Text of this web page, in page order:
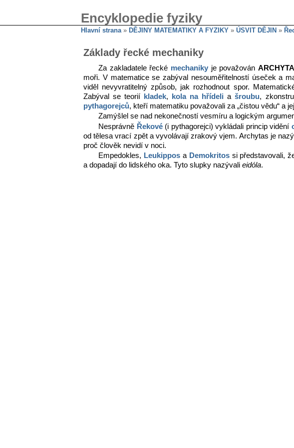
Encyklopedie fyziky
Hlavní strana» DĚJINY MATEMATIKY A FYZIKY » ÚSVIT DĚJIN »
Základy řecké mechaniky
Za zakladatele řecké mechaniky je považován
moři. V matematice se zabýval nesouměřitelností úseček a
viděl nevyvratitelný způsob, jak rozhodnout spor.
Zabýval se teorií
kladek, kola na hřídeli ašroubu,
pythagorejců, kteří matematiku považovali za „čistou vědu“ a
Zamýšlel se nad nekonečností vesmíru a logickým
Nesprávně Řekové(i pythagorejci) vykládali princip vidění
od tělesa vrací zpět a vyvolávají zrakový vjem. Archytas je
proč člověk nevidí v noci.
Empedokles, Leukipposa Demokritossi představovali,
a dopadají do lidského oka. Tyto slupky nazývali eidóla.